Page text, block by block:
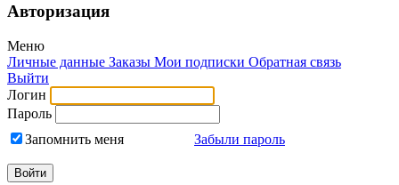
Авторизация
Меню
Личные данные Заказы Мои подписки Обратная связь
Выйти
Логин
Пароль
Запомнить меня
Забыли пароль